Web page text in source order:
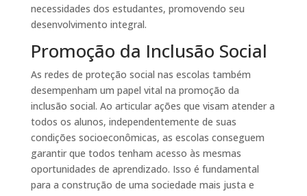
necessidades dos estudantes, promovendo seu
desenvolvimento integral.
Promoção da Inclusão Social
As redes de proteção social nas escolas também
desempenham um papel vital na promoção da
inclusão social. Ao articular ações que visam atender a
todos os alunos, independentemente de suas
condições socioeconômicas, as escolas conseguem
garantir que todos tenham acesso às mesmas
oportunidades de aprendizado. Isso é fundamental
para a construção de uma sociedade mais justa e